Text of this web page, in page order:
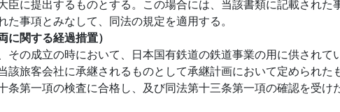
臣に提出するものとする。この場合には、当該書類に記載された
た事項とみなして、同法の規定を適用する。
に関する経過措置）
その成立の時において、日本国有鉄道の鉄道事業の用に供されて
該旅客会社に承継されるものとして承継計画において定められた
条第一項の検査に合格し、及び同法第十三条第一項の確認を受け